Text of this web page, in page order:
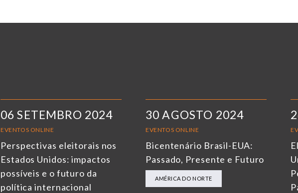
06 SETEMBRO 2024
EVENTOS ONLINE
Perspectivas eleitorais nos
Estados Unidos: impactos
possíveis e o futuro da
política internacional
30 AGOSTO 2024
EVENTOS ONLINE
Bicentenário Brasil-EUA:
Passado, Presente e Futuro
AMÉRICA DO NORTE